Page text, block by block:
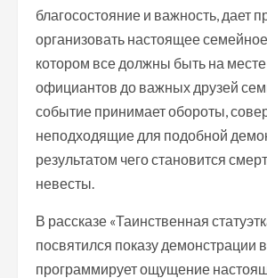
благосостояние и важность, дает
организовать настоящее
котором все должны быть на
официантов до важных друзей
событие принимает обороты,
неподходящие для подобной
результатом чего становится
невесты.
В рассказе «Таинственная
посвятился показу демонстрации
программирует ощущение